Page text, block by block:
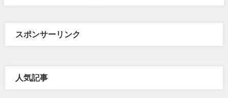
スポンサーリンク
人気記事